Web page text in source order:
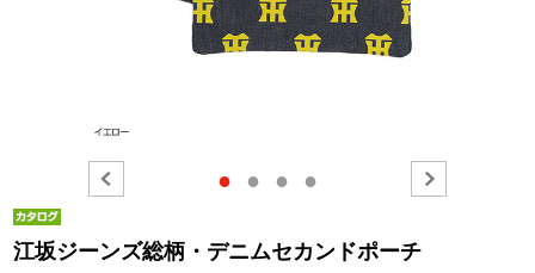
● ● ● ●
江坂ジーンズ総柄・デニムセカンドポーチ